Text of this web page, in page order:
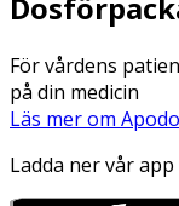
För vårdens
på din medicin
Läs mer om
Ladda ner vår app